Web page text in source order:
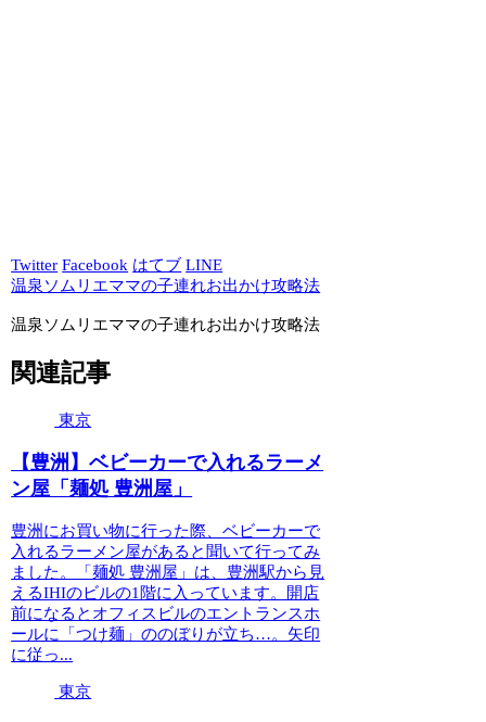
Twitter Facebook はてブ LINE
温泉ソムリエママの子連れお出かけ攻略法
温泉ソムリエママの子連れお出かけ攻略法
関連記事
東京
【豊洲】ベビーカーで入れるラーメ
ン屋「麺処 豊洲屋」
豊洲にお買い物に行った際、ベビーカーで
入れるラーメン屋があると聞いて行ってみ
ました。「麺処 豊洲屋」は、豊洲駅から見
えるIHIのビルの1階に入っています。開店
前になるとオフィスビルのエントランスホ
ールに「つけ麺」ののぼりが立ち…。矢印
に従っ...
東京